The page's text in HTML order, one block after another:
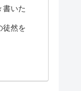
書いた
徒然を